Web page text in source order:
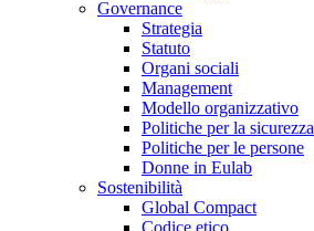
Governance
Strategia
Statuto
Organi sociali
Management
Modello organizzativo
Politiche per la sicurezza
Politiche per le persone
Donne in Eulab
Sostenibilità
Global Compact
Codice etico